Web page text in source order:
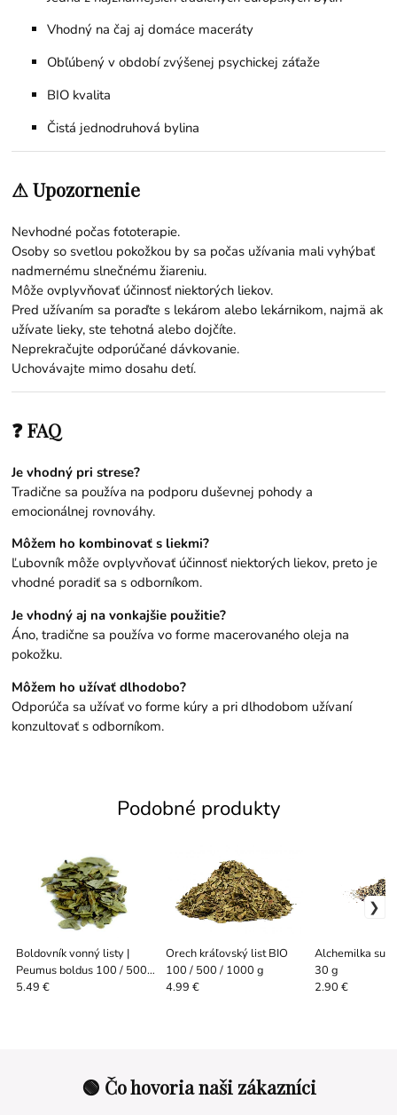
Vhodný na čaj aj domáce maceráty
Obľúbený v období zvýšenej psychickej záťaže
BIO kvalita
Čistá jednodruhová bylina
⚠ Upozornenie
Nevhodné počas fototerapie.
Osoby so svetlou pokožkou by sa počas užívania mali vyhýbať
nadmernému slnečnému žiareniu.
Môže ovplyvňovať účinnosť niektorých liekov.
Pred užívaním sa poraďte s lekárom alebo lekárnikom, najmä ak
užívate lieky, ste tehotná alebo dojčíte.
Neprekračujte odporúčané dávkovanie.
Uchovávajte mimo dosahu detí.
❓ FAQ
Je vhodný pri strese?
Tradične sa používa na podporu duševnej pohody a
emocionálnej rovnováhy.
Môžem ho kombinovať s liekmi?
Ľubovník môže ovplyvňovať účinnosť niektorých liekov, preto je
vhodné poradiť sa s odborníkom.
Je vhodný aj na vonkajšie použitie?
Áno, tradične sa používa vo forme macerovaného oleja na
pokožku.
Môžem ho užívať dlhodobo?
Odporúča sa užívať vo forme kúry a pri dlhodobom užívaní
konzultovať s odborníkom.
Podobné produkty
Boldovník vonný listy |
Peumus boldus 100 / 500 /
1000 g
5.49 €
Orech kráľovský list BIO
100 / 500 / 1000 g
4.99 €
Alchemilka
30 g
2.90 €
🟢 Čo hovoria naši zákazníci